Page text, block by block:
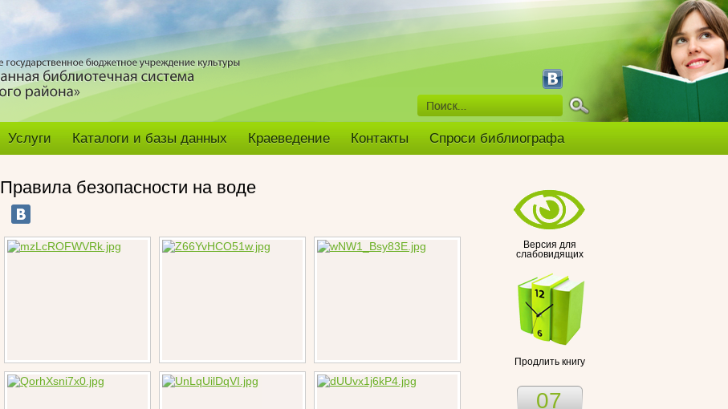
Услуги Каталоги и базы данных Краеведение Контакты Спроси библиографа
Версия для
слабовидящих
Продлить книгу
07
Правила безопасности на воде